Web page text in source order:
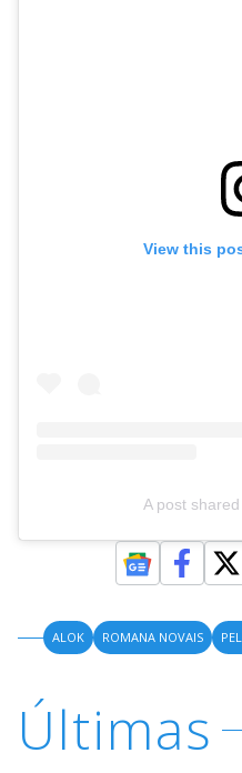
View this
A post
ALOK ROMANA NOVAIS
Últimas